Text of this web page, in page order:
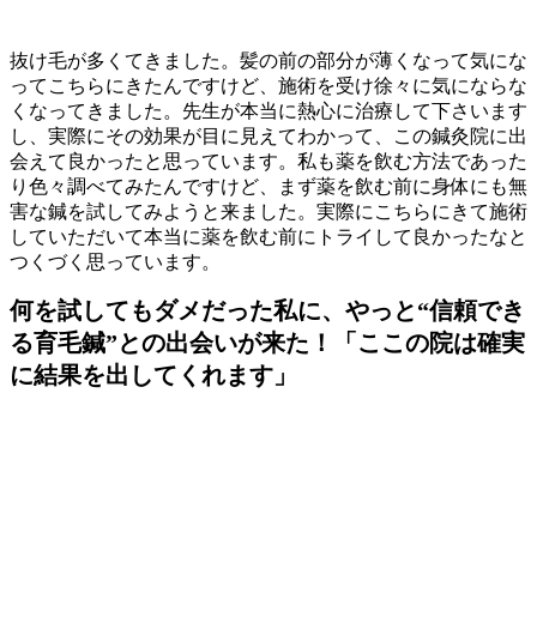
抜け毛が多くてきました。髪の前の部分が薄くなって気にな
ってこちらにきたんですけど、施術を受け徐々に気にならな
くなってきました。先生が本当に熱心に治療して下さいます
し、実際にその効果が目に見えてわかって、この鍼灸院に出
会えて良かったと思っています。私も薬を飲む方法であった
り色々調べてみたんですけど、まず薬を飲む前に身体にも無
害な鍼を試してみようと来ました。実際にこちらにきて施術
していただいて本当に薬を飲む前にトライして良かったなと
つくづく思っています。
何を試してもダメだった私に、やっと“信頼でき
る育毛鍼”との出会いが来た！「ここの院は確実
に結果を出してくれます」